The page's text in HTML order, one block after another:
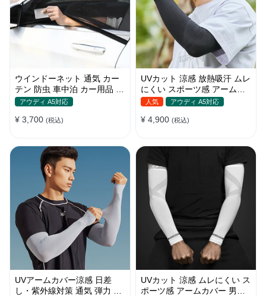
ウインドーネット 通気 カー
テン 防虫 車中泊 カー用品 網
戸 取付簡単
アウディ A5対応
¥ 3,700 (税込)
UVカット 涼感 放熱吸汗 ムレ
にくい スポーツ感 アームカ
バー 男女汎用
人気 アウディ A5対応
¥ 4,900 (税込)
UVアームカバー涼感 日差
し・紫外線対策 通気 弾力 ス
UVカット 涼感 ムレにくい ス
ポーツ感 アームカバー 男女